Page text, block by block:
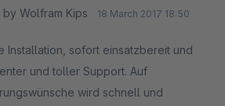
by Wolfram Kips 18 March 2017 18:50
Installation, sofort einsatzbereit und
und toller Support. Auf
wird schnell und